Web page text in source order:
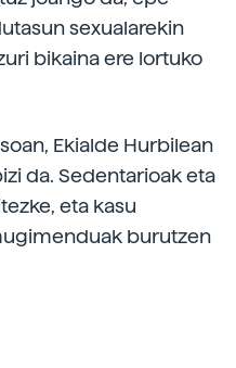
sexualarekin
bikaina ere lortuko
Ekialde Hurbilean
da. Sedentarioak eta
eta kasu
burutzen